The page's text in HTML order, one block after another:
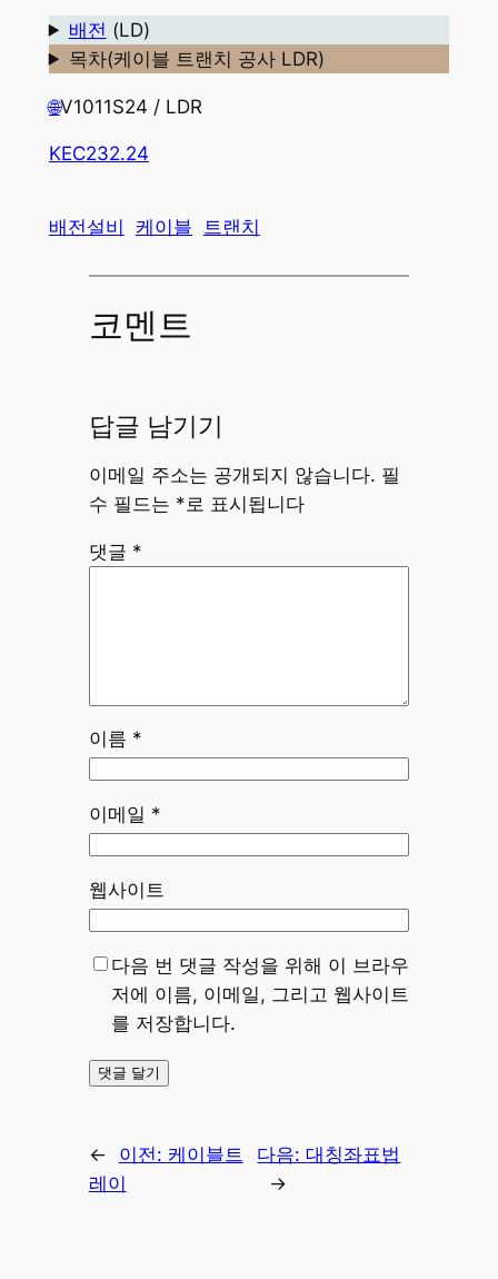
배전 (LD)
목차(케이블 트랜치 공사 LDR)
🌐V1011S24 / LDR
KEC232.24
배전설비 케이블 트랜치
코멘트
답글 남기기
이메일 주소는 공개되지 않습니다. 필
수 필드는 * 로 표시됩니다
댓글 *
이름 *
이메일 *
웹사이트
다음 번 댓글 작성을 위해 이 브라우
저에 이름, 이메일, 그리고 웹사이트
를 저장합니다.
← 이전: 케이블트
레이
다음:대칭좌표법
→